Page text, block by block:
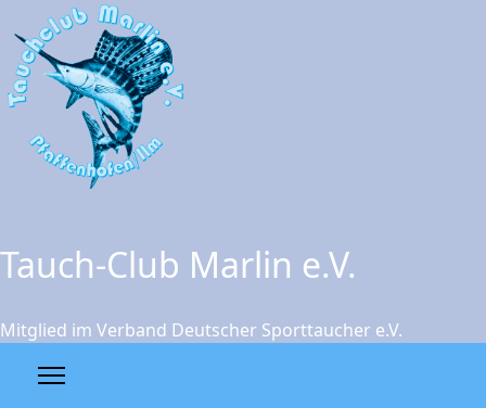
Tauch-Club Marlin e.V.
Mitglied im Verband Deutscher Sporttaucher e.V.